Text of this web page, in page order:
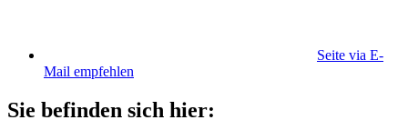
Seite via E-
Mail empfehlen
Sie befinden sich hier: